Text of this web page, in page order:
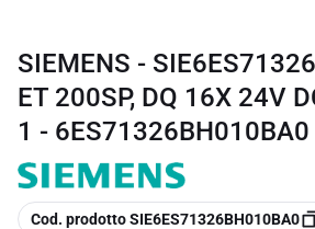
SIEMENS -
ET 200SP, DQ 16X 24V
1 - 6ES71326BH010BA0
copia
Cod. prodotto SIE6ES71326BH010BA0